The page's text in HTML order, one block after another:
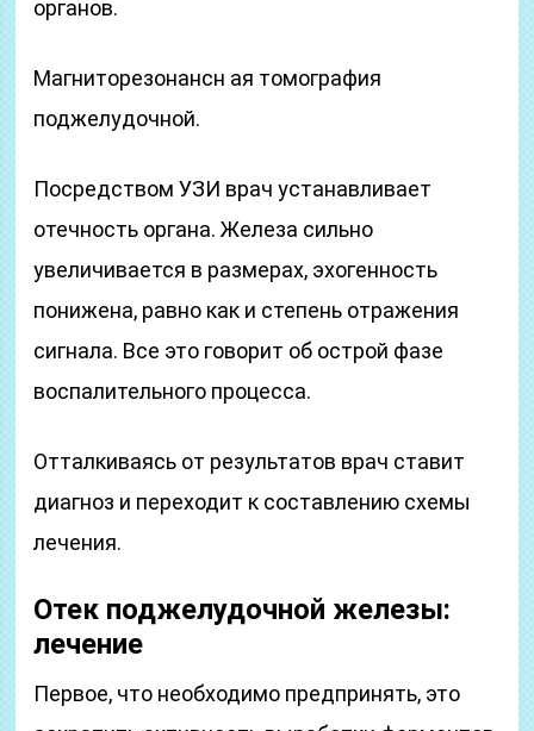
органов.
Магниторезонансн ая томография
поджелудочной.
Посредством УЗИ врач устанавливает
отечность органа. Железа сильно
увеличивается в размерах, эхогенность
понижена, равно как и степень отражения
сигнала. Все это говорит об острой фазе
воспалительного процесса.
Отталкиваясь от результатов врач ставит
диагноз и переходит к составлению схемы
лечения.
Отек поджелудочной железы:
лечение
Первое, что необходимо предпринять, это